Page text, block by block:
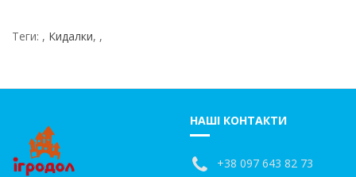
Теги: , Кидалки, ,
НАШІ КОНТАКТИ
+38 097 643 82 73